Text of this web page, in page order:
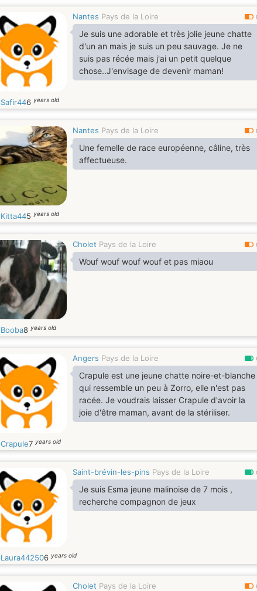
Nantes Pays de la Loire
Je suis une adorable et très jolie jeune chatte
d'un an mais je suis un peu sauvage. Je ne
suis pas récée mais j'ai un petit quelque
chose..J'envisage de devenir maman!
Safir446 years old
Nantes Pays de la Loire
Une femelle de race européenne, câline, très
affectueuse.
Kitta445 years old
Cholet Pays de la Loire
Wouf wouf wouf wouf et pas miaou
Booba8 years old
Angers Pays de la Loire
Crapule est une jeune chatte noire-et-blanche
qui ressemble un peu à Zorro, elle n'est pas
racée. Je voudrais laisser Crapule d'avoir la
joie d'être maman, avant de la stériliser.
Crapule7 years old
Saint-brévin-les-pins Pays de la Loire
Je suis Esma jeune malinoise de 7 mois ,
recherche compagnon de jeux
Laura442506 years old
Cholet Pays de la Loire